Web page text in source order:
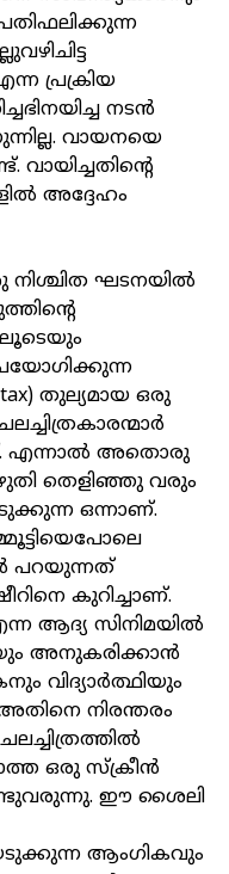
പ്രക്രിയ
നടന്‍
വായനയെ
അദ്ദേഹം
നിശ്ചിത ഘടനയില്‍
തുല്യമായ ഒരു
എന്നാല്‍ അതൊരു
തെളിഞ്ഞു വരും
ഒന്നാണ്.
പറയുന്നത്
കുറിച്ചാണ്.
ആദ്യ സിനിമയില്‍
അനുകരിക്കാന്‍
വിദ്യാര്‍ത്ഥിയും
നിരന്തരം
ഒരു സ്‌ക്രീന്‍
ഈ ശൈലി
ആംഗികവും